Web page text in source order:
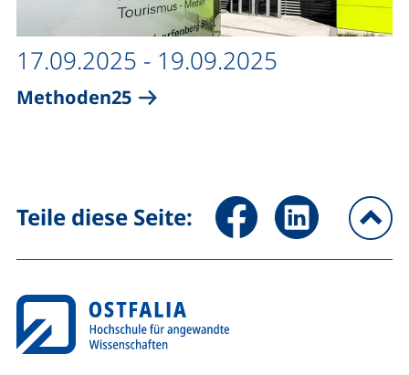
Methoden25
17.09.2025 - 19.09.2025
Teile diese Seite: Seite über Facebook teilen
Seite über